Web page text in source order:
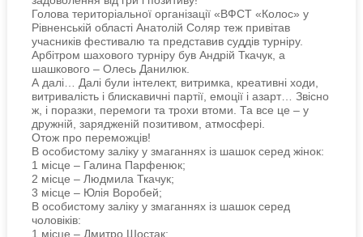
Голова територіальної організації «ВФСТ «Колос» у
Рівненській області Анатолій Соляр теж привітав
учасників фестивалю та представив суддів турніру.
Арбітром шахового турніру був Андрій Ткачук, а
шашкового – Олесь Данилюк.
А далі… Далі були інтелект, витримка, креативні ходи,
витривалість і блискавичні партії, емоції і азарт… Звісно
ж, і поразки, перемоги та трохи втоми. Та все це – у
дружній, зарядженій позитивом, атмосфері.
Отож про переможців!
В особистому заліку у змаганнях із шашок серед жінок:
1 місце – Галина Парфенюк;
2 місце – Людмила Ткачук;
3 місце – Юлія Воробей;
В особистому заліку у змаганнях із шашок серед
чоловіків:
1 місце – Дмитро Шостак;